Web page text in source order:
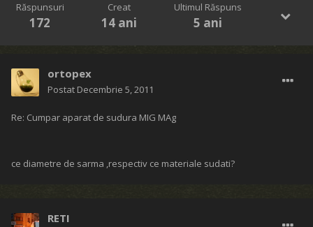
Răspunsuri
172
Creat
14 ani
Ultimul Răspuns
5 ani
ortopex
Postat Decembrie 5, 2011
Re: Cumpar aparat de sudura MIG MAg
ce diametre de sarma ,respectiv ce materiale sudati?
RETI